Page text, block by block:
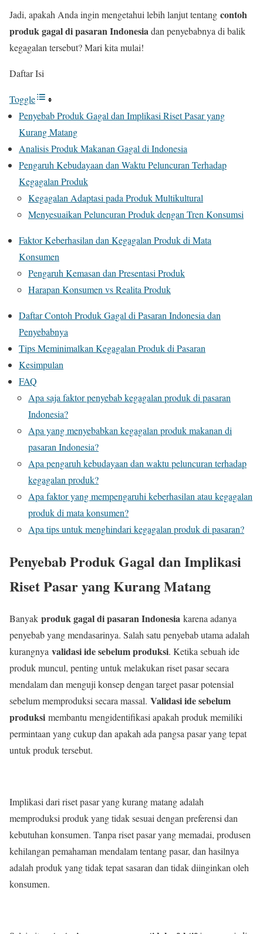
Jadi, apakah Anda ingin mengetahui lebih lanjut tentang contoh
produk gagal di pasaran Indonesiadan penyebabnya di balik
kegagalan tersebut? Mari kita mulai!
Daftar Isi
Toggle
Penyebab Produk Gagal dan Implikasi Riset Pasar yang
Kurang Matang
Analisis Produk Makanan Gagal di Indonesia
Pengaruh Kebudayaan dan Waktu Peluncuran Terhadap
Kegagalan Produk
Kegagalan Adaptasi pada Produk Multikultural
Menyesuaikan Peluncuran Produk dengan Tren Konsumsi
Faktor Keberhasilan dan Kegagalan Produk di Mata
Konsumen
Pengaruh Kemasan dan Presentasi Produk
Harapan Konsumen vs Realita Produk
Daftar Contoh Produk Gagal di Pasaran Indonesia dan
Penyebabnya
Tips Meminimalkan Kegagalan Produk di Pasaran
Kesimpulan
FAQ
Apa saja faktor penyebab kegagalan produk di pasaran
Indonesia?
Apa yang menyebabkan kegagalan produk makanan di
pasaran Indonesia?
Apa pengaruh kebudayaan dan waktu peluncuran terhadap
kegagalan produk?
Apa faktor yang mempengaruhi keberhasilan atau kegagalan
produk di mata konsumen?
Apa tips untuk menghindari kegagalan produk di pasaran?
Penyebab Produk Gagal dan Implikasi
Riset Pasar yang Kurang Matang
Banyak produk gagal di pasaran Indonesia karena adanya
penyebab yang mendasarinya. Salah satu penyebab utama adalah
kurangnya validasi ide sebelum produksi. Ketika sebuah ide
produk muncul, penting untuk melakukan riset pasar secara
mendalam dan menguji konsep dengan target pasar potensial
sebelum memproduksi secara massal. Validasi ide sebelum
produksi membantu mengidentifikasi apakah produk memiliki
permintaan yang cukup dan apakah ada pangsa pasar yang tepat
untuk produk tersebut.
Implikasi dari riset pasar yang kurang matang adalah
memproduksi produk yang tidak sesuai dengan preferensi dan
kebutuhan konsumen. Tanpa riset pasar yang memadai, produsen
kehilangan pemahaman mendalam tentang pasar, dan hasilnya
adalah produk yang tidak tepat sasaran dan tidak diinginkan oleh
konsumen.